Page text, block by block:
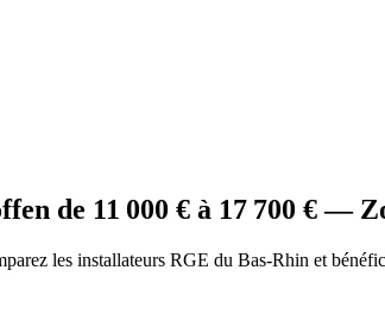
de 11 000 € à 17 700 € —
les installateurs RGE du Bas-Rhin et